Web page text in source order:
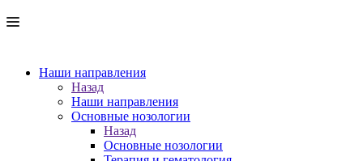
Наши направления
Назад
Наши направления
Основные нозологии
Назад
Основные нозологии